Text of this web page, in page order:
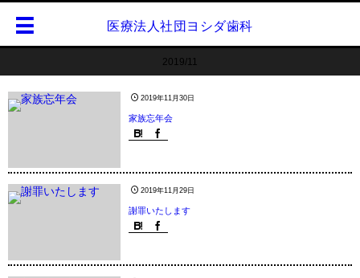
医療法人社団ヨシダ歯科
2019/11
2019年11月30日
家族忘年会
2019年11月29日
謝罪いたします